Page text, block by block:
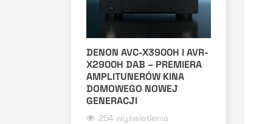
DENON AVC-X3900H I AVR-
X2900H DAB – PREMIERA
AMPLITUNERÓW KINA
DOMOWEGO NOWEJ
GENERACJI
254 wyświetlenia